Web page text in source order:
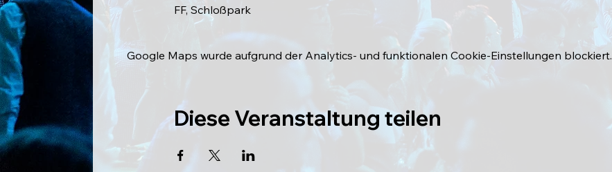
FF, Schloßpark
Google Maps wurde aufgrund der Analytics- und funktionalen Cookie-Einstellungen blockiert.
Diese Veranstaltung teilen